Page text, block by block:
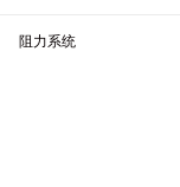
阻力系统